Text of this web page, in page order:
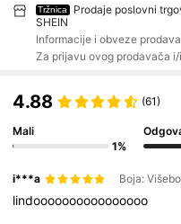
Tržnica
Prodaje poslovni
SHEIN
Informacije i obveze
Za prijavu ovog prodavača
4.88 (61)
Mali
1%
i***a
lindoooooooooooooooo